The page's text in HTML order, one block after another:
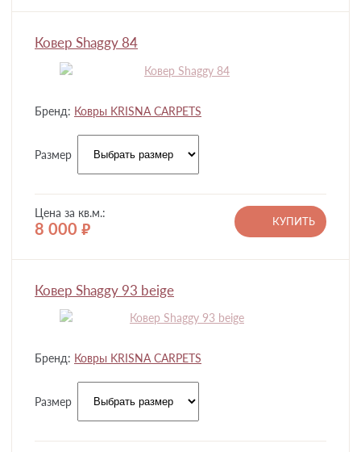
Ковер Shaggy 84
Бренд: Ковры KRISNA CARPETS
Размер
Цена за кв.м.:
8 000 руб.
КУПИТЬ
Ковер Shaggy 93 beige
Бренд: Ковры KRISNA CARPETS
Размер